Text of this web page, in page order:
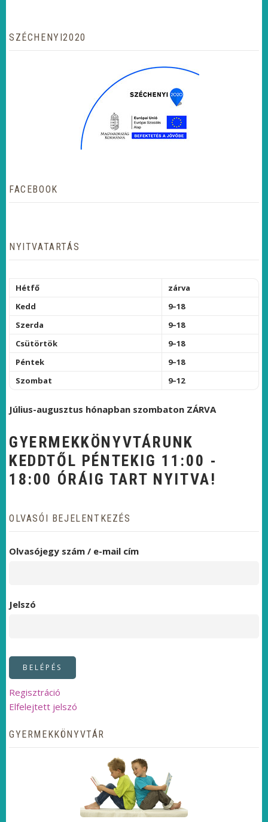
SZÉCHENYI2020
FACEBOOK
NYITVATARTÁS
Hétfő
zárva
Kedd
9–18
Szerda
9–18
Csütörtök
9–18
Péntek
9–18
Szombat
9–12
Július-augusztus hónapban szombaton ZÁRVA
GYERMEKKÖNYVTÁRUNK
KEDDTŐL PÉNTEKIG 11:00 -
18:00 ÓRÁIG TART NYITVA!
OLVASÓI BEJELENTKEZÉS
Olvasójegy szám / e-mail cím
Jelszó
Regisztráció
Elfelejtett jelszó
GYERMEKKÖNYVTÁR